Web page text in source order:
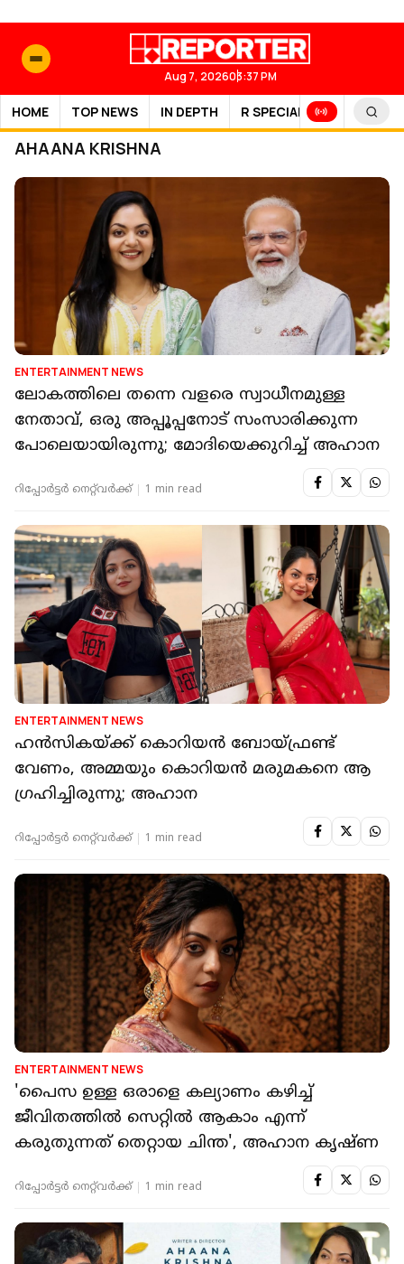
Aug 7, 202603:37 PM
HOME TOP NEWS IN DEPTH R SPECIAL SPORTS
AHAANA KRISHNA
ENTERTAINMENT NEWS
ലോകത്തിലെ തന്നെ വളരെ സ്വാധീനമുള്ള
നേതാവ്, ഒരു അപ്പൂപ്പനോട് സംസാരിക്കുന്ന
പോലെയായിരുന്നു; മോദിയെക്കുറിച്ച് അഹാന
റിപ്പോർട്ടർ നെറ്റ്‌വര്‍ക്ക്‌ 1 min read
ENTERTAINMENT NEWS
ഹൻസികയ്ക്ക് കൊറിയൻ ബോയ്ഫ്രണ്ട്
വേണം, അമ്മയും കൊറിയൻ മരുമകനെ ആ​
ഗ്രഹിച്ചിരുന്നു; അഹാന
റിപ്പോർട്ടർ നെറ്റ്‌വര്‍ക്ക്‌ 1 min read
ENTERTAINMENT NEWS
'പൈസ ഉള്ള ഒരാളെ കല്യാണം കഴിച്ച്
ജീവിതത്തിൽ സെറ്റിൽ ആകാം എന്ന്
കരുതുന്നത് തെറ്റായ ചിന്ത', അഹാന കൃഷ്ണ
റിപ്പോർട്ടർ നെറ്റ്‌വര്‍ക്ക്‌ 1 min read